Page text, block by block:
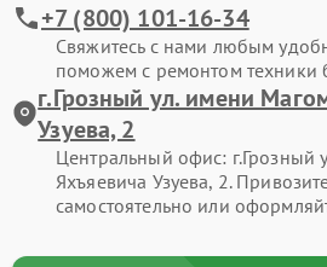
+7 (800) 101-16-34
Свяжитесь с нами любым
поможем с ремонтом техники
г.Грозный ул. имени
Узуева, 2
Центральный офис: г.Грозный
Яхъяевича Узуева, 2.
самостоятельно или